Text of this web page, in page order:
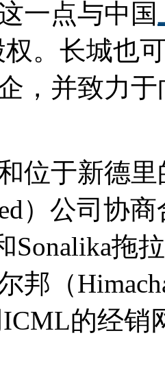
一点与中国
权。长城也
，并致力
位于新德里
）公司协
Sonalika拖
邦（
的经销